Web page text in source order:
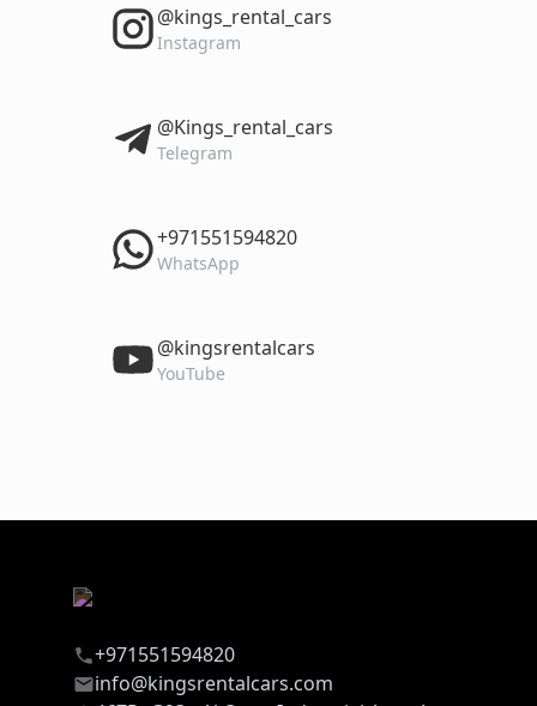
‎@kings_rental_cars
Instagram
‎@Kings_rental_cars
Telegram
‎+971551594820
WhatsApp
‎@kingsrentalcars
YouTube
+971551594820
info@kingsrentalcars.com